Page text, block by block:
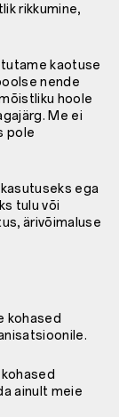
rikkumine,
kaotuse
nende
hoole
Me ei
pole
ega
tulu või
ärivõimaluse
kohased
ainult meie